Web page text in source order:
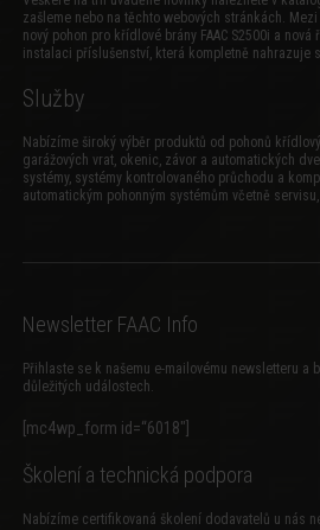
zašleme nebo na těchto webových stránkách.
nový pohon pro křídlové brány FAAC S2500i a nová
instalaci příslušenství , která kompletně nahrazuje
Služby
Nabízíme široký výběr produktů od pohonů
garážových vrat, okenic, závor a automatických
systémy, systémy kontrolovaného průchodu a
automatickým pohonným systémům včetně
Newsletter FAAC Info
Přihlaste se k našemu e-mailovému newsletteru a
důležitých událostech.
[mc4wp_form id=“6018″]
Školení a technická podpora
Nabízíme certifikovaná školení dodavatelů u nás